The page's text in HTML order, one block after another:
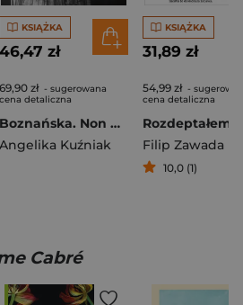
KSIĄŻKA
46,47 zł
69,90 zł - sugerowana
cena detaliczna
Boznańska. Non finito
Angelika Kuźniak
KSIĄŻKA
31,89 zł
54,99 zł -
cena detaliczna
Filip Zawada
10,0 (1)
Cabré